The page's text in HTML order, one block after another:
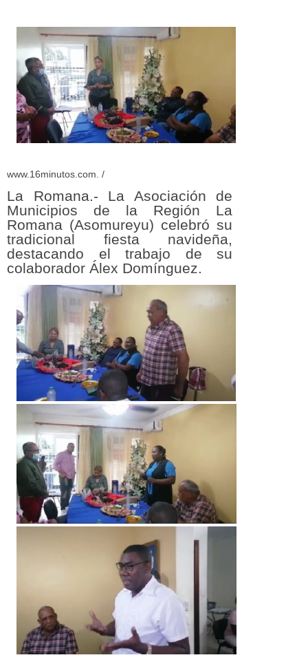
www.16minutos.com. /
La Romana.- La Asociación de
Municipios de la Región La
Romana (Asomureyu) celebró su
tradicional fiesta navideña,
destacando el trabajo de su
colaborador Álex Domínguez.